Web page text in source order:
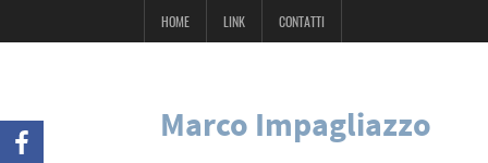
HOME LINK CONTATTI
Marco Impagliazzo